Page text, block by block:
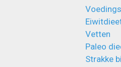
Vetten
Paleo
Strakke